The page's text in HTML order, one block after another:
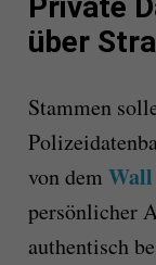
Private
über
Stammen
von dem
persönlicher
authentisch